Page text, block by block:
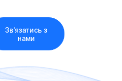
Зв'язатись з
нами